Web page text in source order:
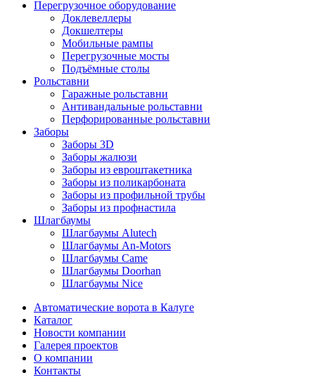
Перегрузочное оборудование
Доклевеллеры
Докшелтеры
Мобильные рампы
Перегрузочные мосты
Подъёмные столы
Рольставни
Гаражные рольставни
Антивандальные рольставни
Перфорированные рольставни
Заборы
Заборы 3D
Заборы жалюзи
Заборы из евроштакетника
Заборы из поликарбоната
Заборы из профильной трубы
Заборы из профнастила
Шлагбаумы
Шлагбаумы Alutech
Шлагбаумы An-Motors
Шлагбаумы Came
Шлагбаумы Doorhan
Шлагбаумы Nice
Автоматические ворота в Калуге
Каталог
Новости компании
Галерея проектов
О компании
Контакты